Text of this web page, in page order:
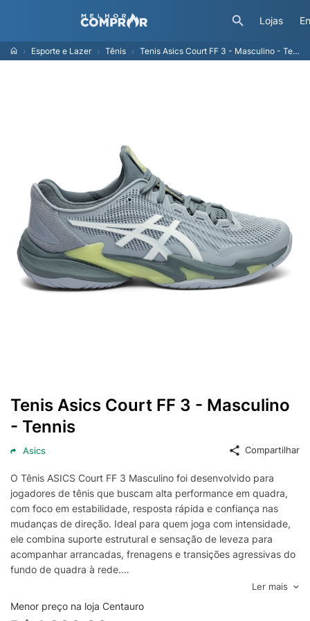
Lojas
Esporte e Lazer Tênis Tenis Asics Court FF 3 - Masculino - Tennis
Tenis Asics Court FF 3 - Masculino
- Tennis
Asics Compartilhar
O Tênis ASICS Court FF 3 Masculino foi desenvolvido para
jogadores de tênis que buscam alta performance em quadra,
com foco em estabilidade, resposta rápida e confiança nas
mudanças de direção. Ideal para quem joga com intensidade,
ele combina suporte estrutural e sensação de leveza para
acompanhar arrancadas, frenagens e transições agressivas do
fundo de quadra à rede.
A entressola com tecnologia FLYTEFOAM contribui para uma
pisada mais responsiva, enquanto o amortecimento em GEL
ajuda a absorver impactos e a reduzir a fadiga durante
Ler mais
Menor preço na loja Centauro